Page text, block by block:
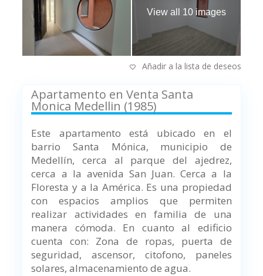
View all 10 images
Añadir a la lista de deseos
Apartamento en Venta Santa
Monica Medellin (1985)
Este apartamento está ubicado en el
barrio Santa Mónica, municipio de
Medellín, cerca al parque del ajedrez,
cerca a la avenida San Juan. Cerca a la
Floresta y a la América. Es una propiedad
con espacios amplios que permiten
realizar actividades en familia de una
manera cómoda. En cuanto al edificio
cuenta con: Zona de ropas, puerta de
seguridad, ascensor, citofono, paneles
solares, almacenamiento de agua.